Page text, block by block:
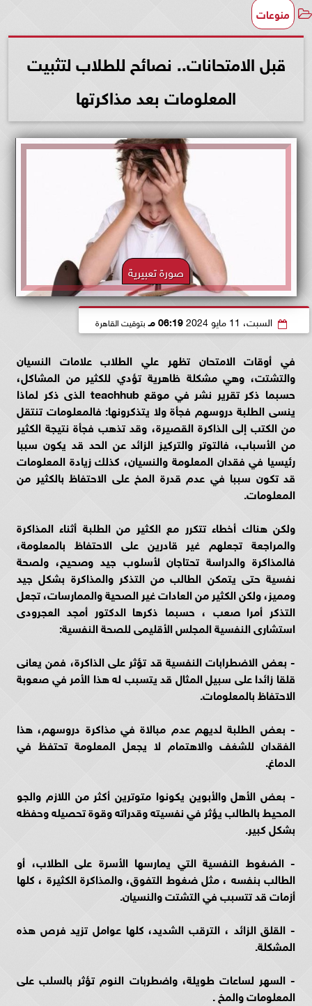
منوعات
قبل الامتحانات.. نصائح للطلاب لتثبيت
المعلومات بعد مذاكرتها
صورة تعبيرية
السبت، 11 مايو 2024 06:19 مـ بتوقيت القاهرة
في أوقات الامتحان تظهر علي الطلاب علامات النسيان
والتشتت، وهي مشكلة ظاهرية تؤدي للكثير من المشاكل،
حسبما ذكر تقرير نشر في موقع teachhub الذى ذكر لماذا
ينسى الطلبة دروسهم فجأة ولا يتذكرونها: فالمعلومات تنتقل
من الكتب إلى الذاكرة القصيرة، وقد تذهب فجأة نتيجة الكثير
من الأسباب، فالتوتر والتركيز الزائد عن الحد قد يكون سببا
رئيسيا في فقدان المعلومة والنسيان، كذلك زيادة المعلومات
قد تكون سببا في عدم قدرة المخ على الاحتفاظ بالكثير من
المعلومات.
ولكن هناك أخطاء تتكرر مع الكثير من الطلبة أثناء المذاكرة
والمراجعة تجعلهم غير قادرين على الاحتفاظ بالمعلومة،
فالمذاكرة والدراسة تحتاجان لأسلوب جيد وصحيح، ولصحة
نفسية حتى يتمكن الطالب من التذكر والمذاكرة بشكل جيد
ومميز، ولكن الكثير من العادات غير الصحية والممارسات، تجعل
التذكر أمرا صعب ، حسبما ذكرها الدكتور أمجد العجرودى
استشارى النفسية المجلس الأقليمى للصحة النفسية:
- بعض الاضطرابات النفسية قد تؤثر على الذاكرة، فمن يعانى
قلقا زائدا على سبيل المثال قد يتسبب له هذا الأمر في صعوبة
الاحتفاظ بالمعلومات.
- بعض الطلبة لديهم عدم مبالاة في مذاكرة دروسهم، هذا
الفقدان للشغف والاهتمام لا يجعل المعلومة تحتفظ في
الدماغ.
- بعض الأهل والأبوين يكونوا متوترين أكثر من اللازم والجو
المحيط بالطالب يؤثر في نفسيته وقدراته وقوة تحصيله وحفظه
بشكل كبير.
- الضغوط النفسية التي يمارسها الأسرة على الطلاب، أو
الطالب بنفسه ، مثل ضغوط التفوق، والمذاكرة الكثيرة ، كلها
أزمات قد تتسبب في التشتت والنسيان.
- القلق الزائد ، الترقب الشديد، كلها عوامل تزيد فرص هذه
المشكلة.
- السهر لساعات طويلة، واضطربات النوم تؤثر بالسلب على
المعلومات والمخ .